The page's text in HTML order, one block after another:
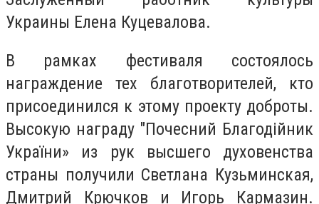
Украины Елена Куцевалова.
В рамках фестиваля состоялось
награждение тех благотворителей, кто
присоединился к этому проекту доброты.
Высокую награду "Почесний Благодійник
України» из рук высшего духовенства
страны получили Светлана Кузьминская,
Дмитрий Крючков и Игорь Кармазин.